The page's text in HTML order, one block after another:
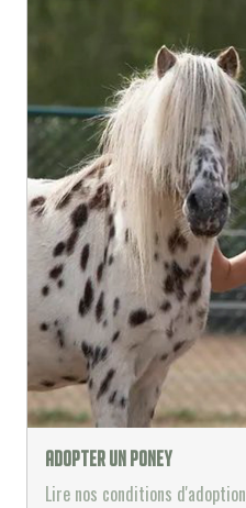
Adopter un poney
Lire nos conditions d'adoption